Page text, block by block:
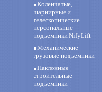
Коленчатые,
шарнирные и
телескопические
персональные
подъемники NifyLift
Механические
грузовые подъемники
Наклонные
строительные
подъемники